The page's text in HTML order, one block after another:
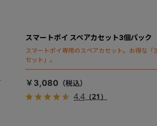
スマートポイ スペアカセット3個パック
スマートポイ専用のスペアカセット。お得な「
セット」。
￥3,080
4.4（21）